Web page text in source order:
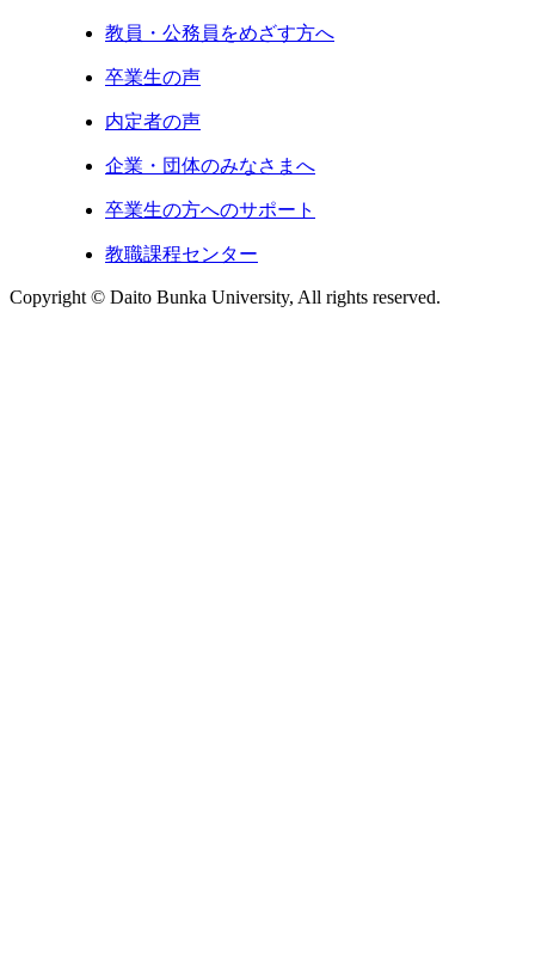
教員・公務員をめざす方へ
卒業生の声
内定者の声
企業・団体のみなさまへ
卒業生の方へのサポート
教職課程センター
Copyright © Daito Bunka University, All rights reserved.